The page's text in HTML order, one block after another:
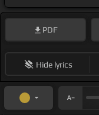
PDF
Hide lyrics